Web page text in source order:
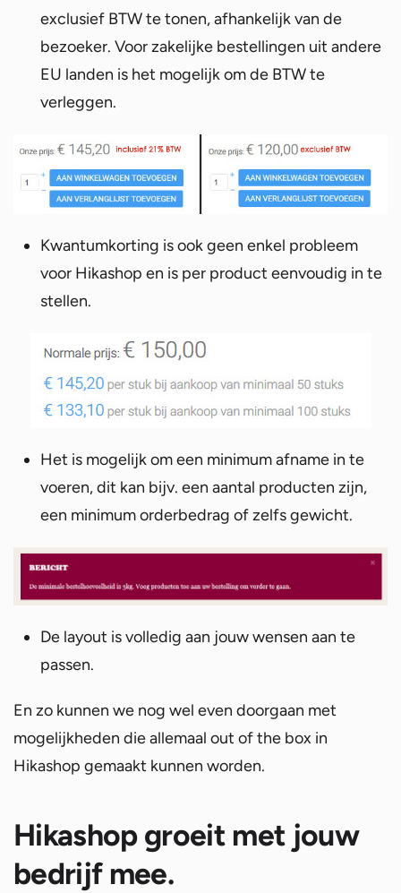
exclusief BTW te tonen, afhankelijk van de
bezoeker. Voor zakelijke bestellingen uit andere
EU landen is het mogelijk om de BTW te
verleggen.
Kwantumkorting is ook geen enkel probleem
voor Hikashop en is per product eenvoudig in te
stellen.
Het is mogelijk om een minimum afname in te
voeren, dit kan bijv. een aantal producten zijn,
een minimum orderbedrag of zelfs gewicht.
De layout is volledig aan jouw wensen aan te
passen.
En zo kunnen we nog wel even doorgaan met
mogelijkheden die allemaal out of the box in
Hikashop gemaakt kunnen worden.
Hikashop groeit met jouw
bedrijf mee.